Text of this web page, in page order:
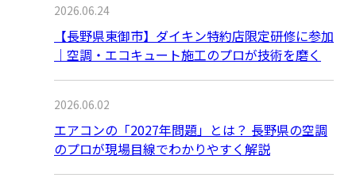
2026.06.24
【長野県東御市】ダイキン特約店限定研修に参加
｜空調・エコキュート施工のプロが技術を磨く
2026.06.02
エアコンの「2027年問題」とは？ 長野県の空調
のプロが現場目線でわかりやすく解説